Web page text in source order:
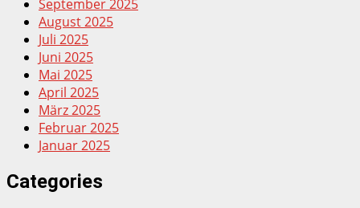
September 2025
August 2025
Juli 2025
Juni 2025
Mai 2025
April 2025
März 2025
Februar 2025
Januar 2025
Categories